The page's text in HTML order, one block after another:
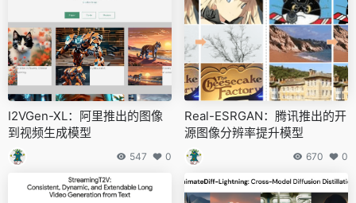
I2VGen-XL：阿里推出的图像
到视频生成模型
547 0
Real-ESRGAN：腾讯推出的开
源图像分辨率提升模型
670 0